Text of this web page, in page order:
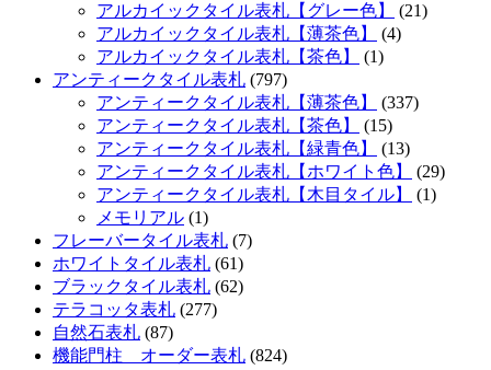
アルカイックタイル表札【グレー色】
(21)
アルカイックタイル表札【薄茶色】
(4)
アルカイックタイル表札【茶色】
(1)
アンティークタイル表札 (797)
アンティークタイル表札【薄茶色】
(337)
アンティークタイル表札【茶色】
(15)
アンティークタイル表札【緑青色】
(13)
アンティークタイル表札【ホワイト色】
(29)
アンティークタイル表札【木目タイル】
(1)
メモリアル (1)
フレーバータイル表札 (7)
ホワイトタイル表札 (61)
ブラックタイル表札 (62)
テラコッタ表札 (277)
自然石表札 (87)
機能門柱 オーダー表札 (824)